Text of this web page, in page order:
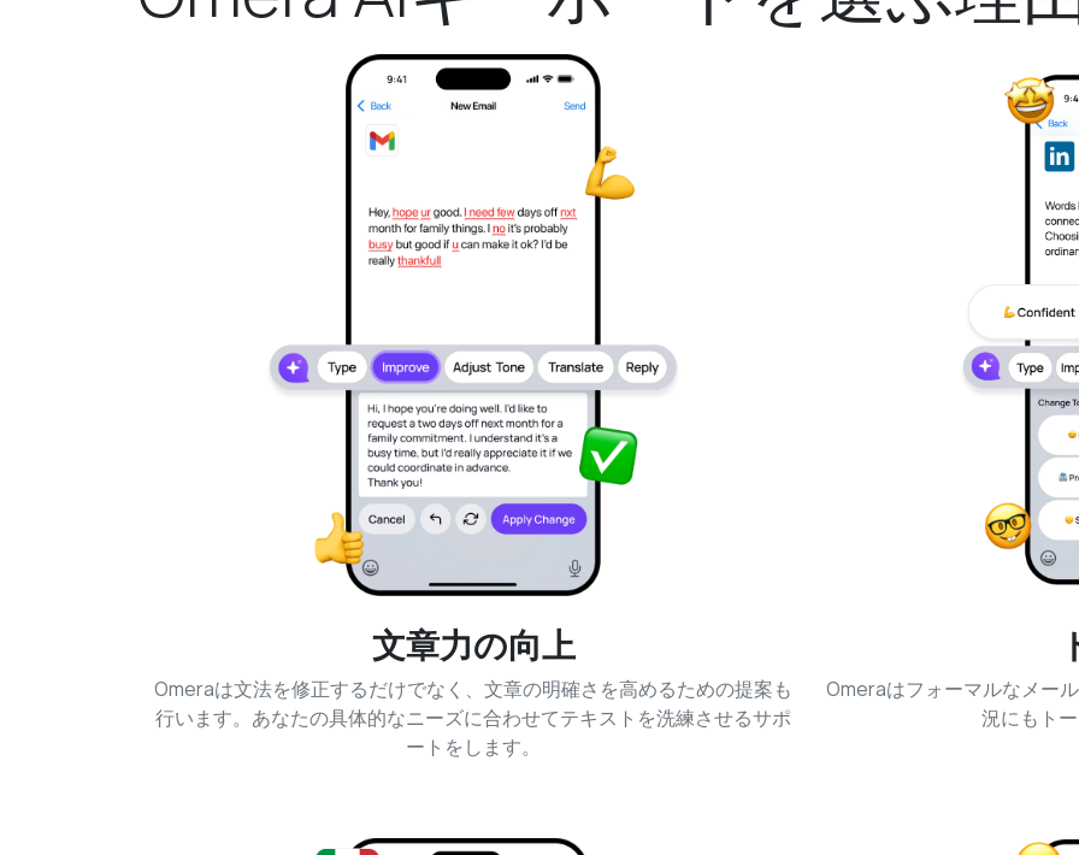
文章力の向上
Omeraは文法を修正するだけでなく、文章の明確さを高めるための提案も
行います。あなたの具体的なニーズに合わせてテキストを洗練させるサポ
ートをします。
Omeraはフォーマルなメー
況にもト